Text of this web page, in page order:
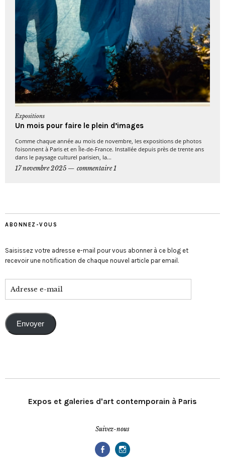
Expositions
Un mois pour faire le plein d’images
Comme chaque année au mois de novembre, les expositions de photos
foisonnent à Paris et en Île-de-France. Installée depuis près de trente ans
dans le paysage culturel parisien, la...
17 novembre 2025
commentaire 1
ABONNEZ-VOUS
Saisissez votre adresse e-mail pour vous abonner à ce blog et
recevoir une notification de chaque nouvel article par email.
Envoyer
Expos et galeries d'art contemporain à Paris
Suivez-nous